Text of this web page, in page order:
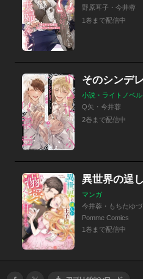
野原耳子・今井蓉
1巻まで配信中
小説・ライトノベル
Q矢・今井蓉
2巻まで配信中
マンガ
Pomme Comics
1巻まで配信中